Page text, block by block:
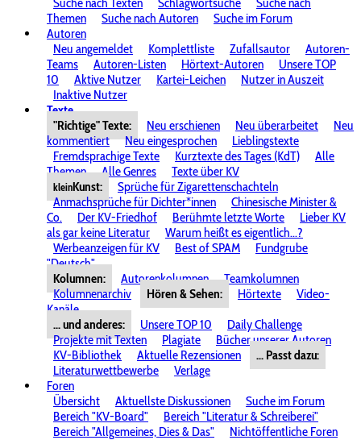
Themen
Suche nach Autoren
Suche im Forum
Autoren
Neu angemeldet
Komplettliste Zufallsautor
Autoren-
Teams
Autoren-Listen Hörtext-Autoren
Unsere TOP
10
Aktive Nutzer Kartei-Leichen
Nutzer in Auszeit
Inaktive Nutzer
Texte
"Richtige" Texte:
Neu erschienen Neu überarbeitet
Neu
kommentiert
Neu eingesprochen
Lieblingstexte
Fremdsprachige Texte
Kurztexte des Tages (KdT)
Alle
Themen
Alle Genres Texte über KV
kleinKunst:
Sprüche für Zigarettenschachteln
Anmachsprüche für Dichter*innen
Chinesische Minister &
Co.
Der KV-Friedhof Berühmte letzte Worte
Lieber KV
als gar keine Literatur
Warum heißt es eigentlich...?
Werbeanzeigen für KV
Best of SPAM
Fundgrube
"Deutsch"
Kolumnen:
Autorenkolumnen
Teamkolumnen
Kolumnenarchiv
Hören & Sehen: Hörtexte
Video-
Kanäle
... und anderes:
Unsere TOP 10
Daily Challenge
Projekte mit Texten
Plagiate
Bücher unserer Autoren
KV-Bibliothek
Aktuelle Rezensionen
... Passt dazu:
Literaturwettbewerbe
Verlage
Foren
Übersicht
Aktuellste Diskussionen
Suche im Forum
Bereich "KV-Board"
Bereich "Literatur & Schreiberei"
Bereich "Allgemeines, Dies & Das"
Nichtöffentliche Foren